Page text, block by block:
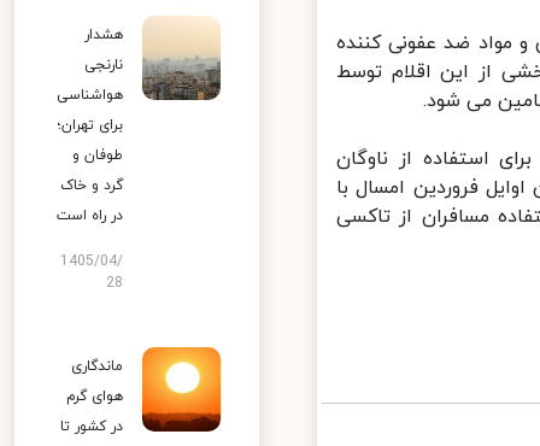
مواد ضد عفونی کننده
از این اقلام توسط
می شود.
استفاده از ناوگان
فروردین امسال با
مسافران از تاکسی
هشدار
نارنجی
هواشناسی
برای تهران؛
طوفان و
گرد و خاک
در راه است
1405/04/
28
ماندگاری
هوای گرم
در کشور تا